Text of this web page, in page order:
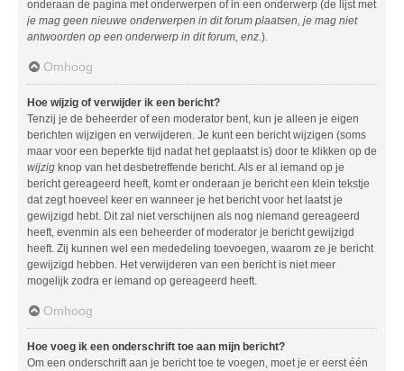
onderaan de pagina met onderwerpen of in een onderwerp (de lijst met
je mag geen nieuwe onderwerpen in dit forum plaatsen, je mag niet
antwoorden op een onderwerp in dit forum, enz.).
Omhoog
Hoe wijzig of verwijder ik een bericht?
Tenzij je de beheerder of een moderator bent, kun je alleen je eigen
berichten wijzigen en verwijderen. Je kunt een bericht wijzigen (soms
maar voor een beperkte tijd nadat het geplaatst is) door te klikken op de
wijzig knop van het desbetreffende bericht. Als er al iemand op je
bericht gereageerd heeft, komt er onderaan je bericht een klein tekstje
dat zegt hoeveel keer en wanneer je het bericht voor het laatst je
gewijzigd hebt. Dit zal niet verschijnen als nog niemand gereageerd
heeft, evenmin als een beheerder of moderator je bericht gewijzigd
heeft. Zij kunnen wel een mededeling toevoegen, waarom ze je bericht
gewijzigd hebben. Het verwijderen van een bericht is niet meer
mogelijk zodra er iemand op gereageerd heeft.
Omhoog
Hoe voeg ik een onderschrift toe aan mijn bericht?
Om een onderschrift aan je bericht toe te voegen, moet je er eerst één